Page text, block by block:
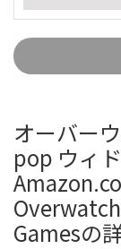
オーバー
pop ウィ
Gamesの